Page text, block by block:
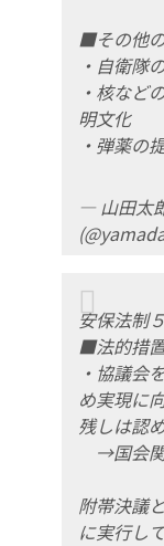
■その他
・自衛隊
・核など
明文化
・弾薬の
— 山田太
安保法制
■法的措
・協議会
め実現に
残しは認
→国会関
附帯決議
に実行し